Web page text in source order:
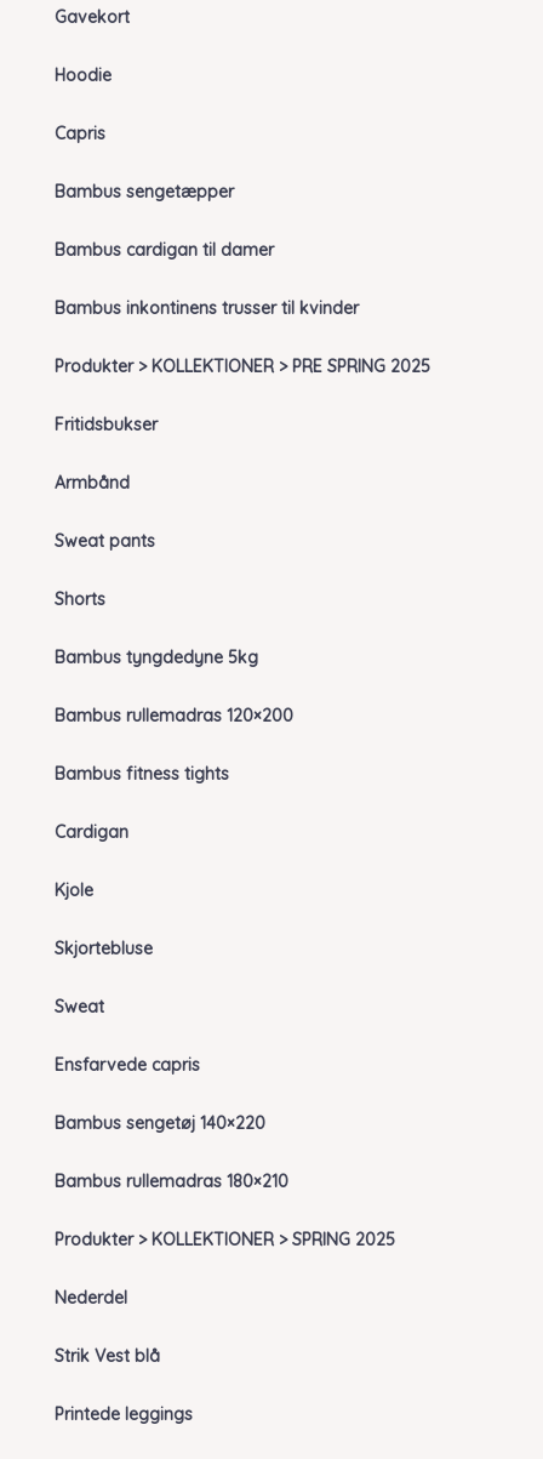
Gavekort
Hoodie
Capris
Bambus sengetæpper
Bambus cardigan til damer
Bambus inkontinens trusser til kvinder
Produkter > KOLLEKTIONER > PRE SPRING 2025
Fritidsbukser
Armbånd
Sweat pants
Shorts
Bambus tyngdedyne 5kg
Bambus rullemadras 120×200
Bambus fitness tights
Cardigan
Kjole
Skjortebluse
Sweat
Ensfarvede capris
Bambus sengetøj 140×220
Bambus rullemadras 180×210
Produkter > KOLLEKTIONER > SPRING 2025
Nederdel
Strik Vest blå
Printede leggings